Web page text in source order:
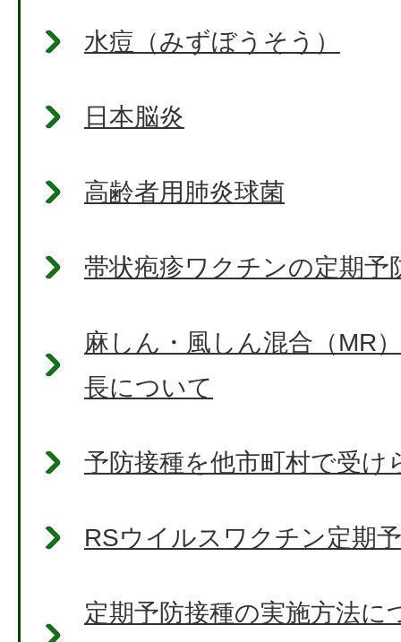
水痘（みずぼうそう）
日本脳炎
高齢者用肺炎球菌
帯状疱疹ワクチンの定期予
麻しん・風しん混合（MR
長について
予防接種を他市町村で受け
RSウイルスワクチン定期
定期予防接種の実施方法に